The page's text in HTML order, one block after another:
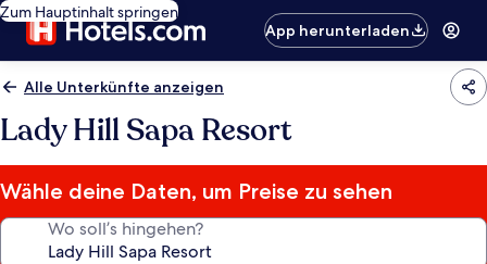
Zum Hauptinhalt springen
App herunterladen
Alle Unterkünfte anzeigen
Lady Hill Sapa Resort
Wähle deine Daten, um Preise zu sehen
Wo soll’s hingehen?